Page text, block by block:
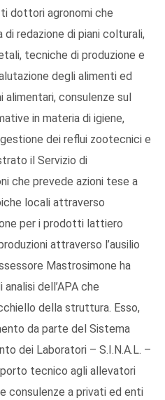
dottori agronomi che
redazione di piani colturali,
tecniche di produzione e
degli alimenti ed
alimentari, consulenze sul
in materia di igiene,
dei reflui zootecnici e
il Servizio di
che prevede azioni tese a
locali attraverso
per i prodotti lattiero
attraverso l’ausilio
Mastrosimone ha
dell’APA che
della struttura. Esso,
da parte del Sistema
dei Laboratori – S.I.N.A.L. –
tecnico agli allevatori
consulenze a privati ed enti